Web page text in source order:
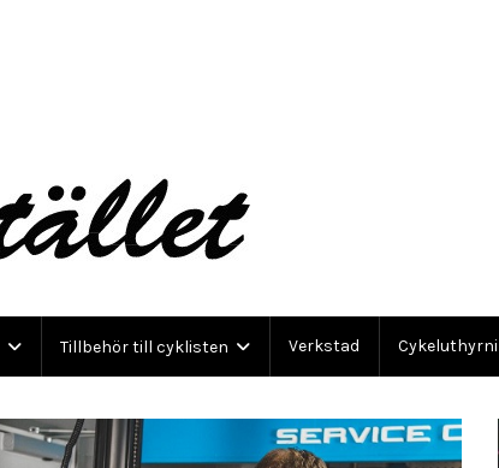
Tillbehör till cyklisten Verkstad